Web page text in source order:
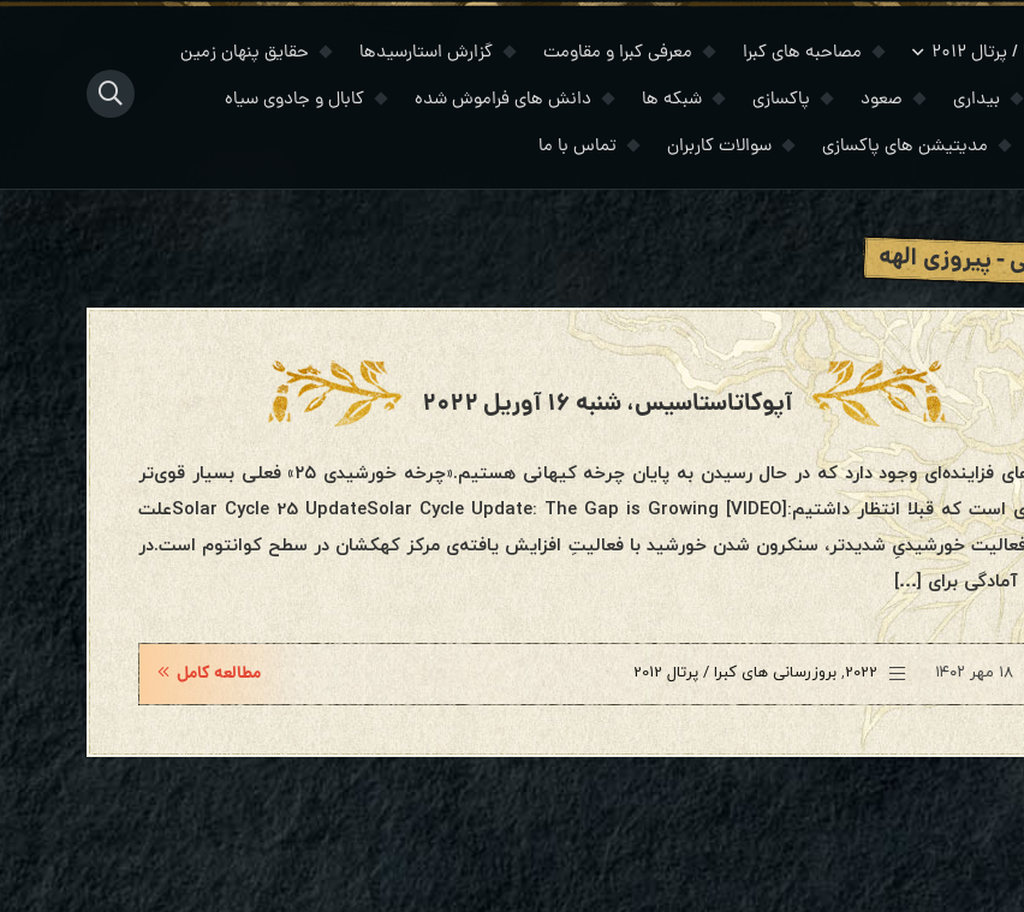
۲۰۱۲ مصاحبه های کبرا معرفی کبرا و مقاومت گزارش استارسیدها
حقایق پنهان زمین
بیداری صعود پاکسازی شبکه ها دانش های فراموش شده
کابال و جادوی سیاه
مدیتیشن های پاکسازی سوالات کاربران تماس با ما
- پیروزی الهه
آپوکاتاستاسیس، شنبه ۱۶ آوریل ۲۰۲۲
نشانه‌های فزاینده‌ای وجود دارد که در حال رسیدن به پایان چرخه کیهانی هستیم.«چرخه خورشیدی ۲۵» فعلی بسیار قوی‌تر
از چیزی است که قبلا انتظار داشتیم:[VIDEO] Solar Cycle 25 UpdateSolar Cycle Update: The Gap is Growingعلت
خورشیدیِ شدیدتر، سنکرون شدن خورشید با فعالیتِ افزایش یافته‌ی مرکز کهکشان در سطح کوانتوم است.در
آمادگی برای […]
۱۸ مهر ۱۴۰۲ 2022
, بروزرسانی های کبرا / پرتال 2012 مطالعه کامل